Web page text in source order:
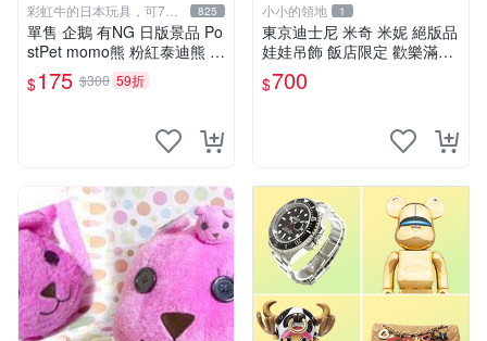
彩虹牛的日本玩具，可7取
付
825
單售 企鵝 有NG 日版景品 Po
stPet momo熊 粉紅泰迪熊 娃
娃 布偶 手指頭 娃娃
$175 $300 59折
小小的領地 1
東京迪士尼 米奇 米妮 絕版品
娃娃吊飾 飯店限定 歡樂滿人
間 復活節
$700